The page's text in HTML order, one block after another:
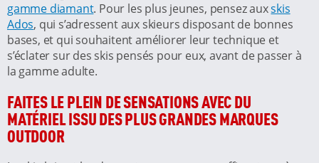
gamme diamant. Pour les plus jeunes, pensez auxskis
Ados, qui s’adressent aux skieurs disposant de bonnes
bases, et qui souhaitent améliorer leur technique et
s’éclater sur des skis pensés pour eux, avant de passer à
la gamme adulte.
FAITES LE PLEIN DE SENSATIONS AVEC DU
MATÉRIEL ISSU DES PLUS GRANDES MARQUES
OUTDOOR